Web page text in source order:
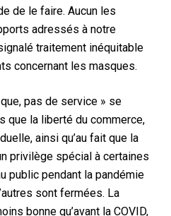
de le faire. Aucunles
adressés ànotre
traitement inéquitable
concernant les masques.
pas de service » se
que la liberté du commerce,
ainsi qu’au fait que la
privilège spécial à certaines
public pendant la pandémie
sont fermées. La
bonne qu’avant la COVID,